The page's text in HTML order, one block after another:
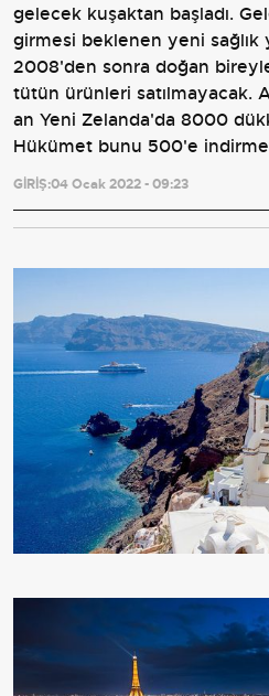
gelecek kuşaktan başladı.
girmesi beklenen yeni sağlık
2008'den sonra doğan
tütün ürünleri satılmayacak.
an Yeni Zelanda'da 8000
Hükümet bunu 500'e
GİRİŞ:04 Ocak 2022 - 09:23